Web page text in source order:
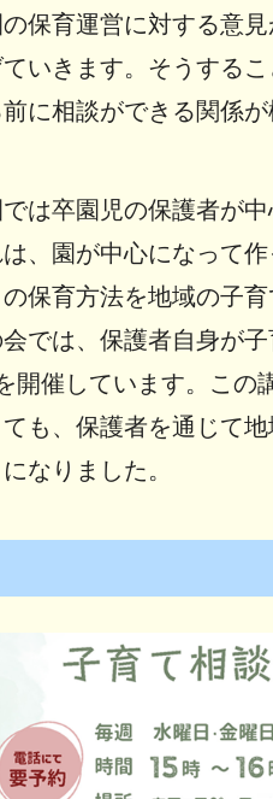
保育運営に対する意
いきます。そうする
に相談ができる関係
は卒園児の保護者が
、園が中心になって
保育方法を地域の子育
では、保護者自身が子
開催しています。この
も、保護者を通じて
なりました。